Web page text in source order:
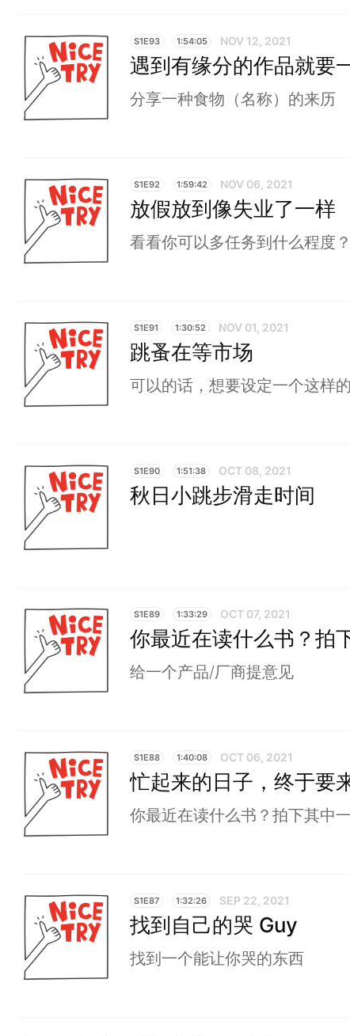
S1E93 1:54:05 NOV 12, 2021
遇到有缘分的作品就要
分享一种食物（名称）的来历
S1E92 1:59:42 NOV 06, 2021
放假放到像失业了一样
看看你可以多任务到什么程度？
S1E91 1:30:52 NOV 01, 2021
跳蚤在等市场
可以的话，想要设定一个这样
S1E90 1:51:38 OCT 08, 2021
秋日小跳步滑走时间
S1E89 1:33:29 OCT 07, 2021
你最近在读什么书？拍
给一个产品/厂商提意见
S1E88 1:40:08 OCT 06, 2021
忙起来的日子，终于要
你最近在读什么书？拍下其中
S1E87 1:32:26 SEP 22, 2021
找到自己的哭 Guy
找到一个能让你哭的东西